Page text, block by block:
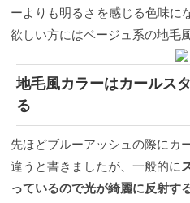
ーよりも明るさを感じる色味に
欲しい方にはベージュ系の地毛
地毛風カラーはカールス
る
先ほどブルーアッシュの際にカ
違うと書きましたが、一般的に
っているので光が綺麗に反射す